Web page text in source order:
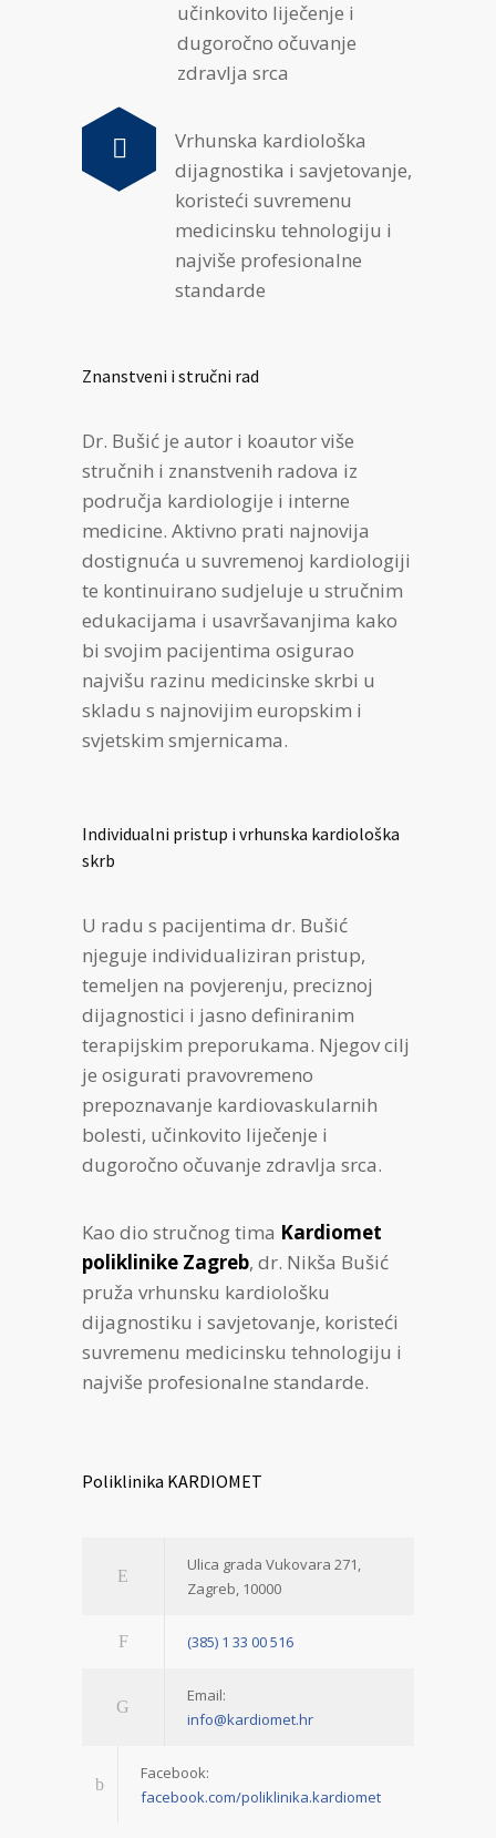
učinkovito liječenje i
dugoročno očuvanje
zdravlja srca
Vrhunska kardiološka
dijagnostika i savjetovanje,
koristeći suvremenu
medicinsku tehnologiju i
najviše profesionalne
standarde
Znanstveni i stručni rad
Dr. Bušić je autor i koautor više
stručnih i znanstvenih radova iz
područja kardiologije i interne
medicine. Aktivno prati najnovija
dostignuća u suvremenoj kardiologiji
te kontinuirano sudjeluje u stručnim
edukacijama i usavršavanjima kako
bi svojim pacijentima osigurao
najvišu razinu medicinske skrbi u
skladu s najnovijim europskim i
svjetskim smjernicama.
Individualni pristup i vrhunska kardiološka
skrb
U radu s pacijentima dr. Bušić
njeguje individualiziran pristup,
temeljen na povjerenju, preciznoj
dijagnostici i jasno definiranim
terapijskim preporukama. Njegov cilj
je osigurati pravovremeno
prepoznavanje kardiovaskularnih
bolesti, učinkovito liječenje i
dugoročno očuvanje zdravlja srca.
Kao dio stručnog tima Kardiomet
poliklinike Zagreb, dr. Nikša Bušić
pruža vrhunsku kardiološku
dijagnostiku i savjetovanje, koristeći
suvremenu medicinsku tehnologiju i
najviše profesionalne standarde.
Poliklinika KARDIOMET
Ulica grada Vukovara 271,
Zagreb, 10000
(385) 1 33 00 516
Email:
info@kardiomet.hr
Facebook:
facebook.com/poliklinika.kardiomet